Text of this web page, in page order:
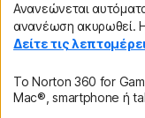
Ανανεώνεται
ανανέωση ακυρωθεί. Η
Δείτε τις
Το Norton 360 for
Mac®, smartphone ή